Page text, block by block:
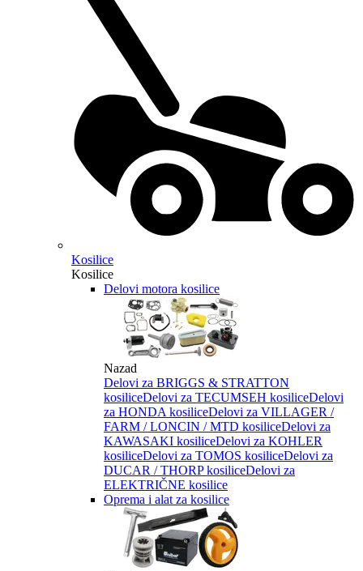
Kosilice
Kosilice
Delovi motora kosilice
Nazad
Delovi za BRIGGS & STRATTON
kosiliceDelovi za TECUMSEH kosiliceDelovi
za HONDA kosiliceDelovi za VILLAGER /
FARM / LONCIN / MTD kosiliceDelovi za
KAWASAKI kosiliceDelovi za KOHLER
kosiliceDelovi za TOMOS kosiliceDelovi za
DUCAR / THORP kosiliceDelovi za
ELEKTRIČNE kosilice
Oprema i alat za kosilice